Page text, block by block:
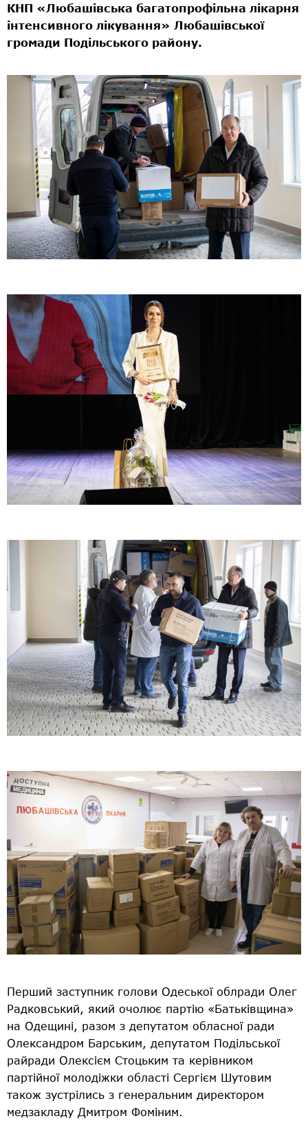
КНП «Любашівська багатопрофільна лікарня
інтенсивного лікування» Любашівської
громади Подільського району.
Перший заступник голови Одеської облради Олег
Радковський, який очолює партію «Батьківщина»
на Одещині, разом з депутатом обласної ради
Олександром Барським, депутатом Подільської
райради Олексієм Стоцьким та керівником
партійної молодіжки області Сергієм Шутовим
також зустрілись з генеральним директором
медзакладу Дмитром Фоміним.